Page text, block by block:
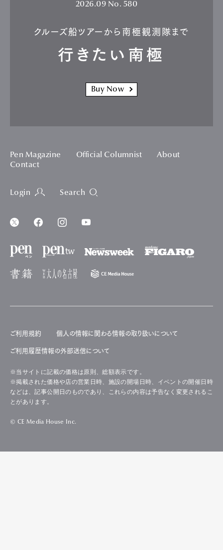
2026.09 No. 580
クルーズ船ツアーから南極観測隊まで
行きたい南極
Buy Now
Pen Magazine Official Columnist
About
Contact
Login Search
ご利用規約 個人の情報に関わる情報の取り扱いについて
ご利用履歴情報の外部送信について
※当サイトに記載の価格は原則、総額表示です。
※掲載された価格や店の営業日時、施設の開場日時、イベントの開催日時
などは、記事公開日のものであり、これらの内容は予告なく変更されるこ
とがあります。
© CE Media House Inc.